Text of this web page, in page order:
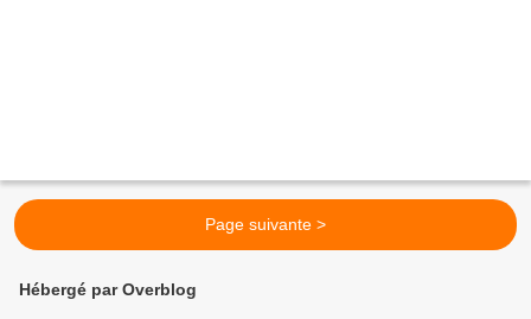
Page suivante >
Hébergé par Overblog